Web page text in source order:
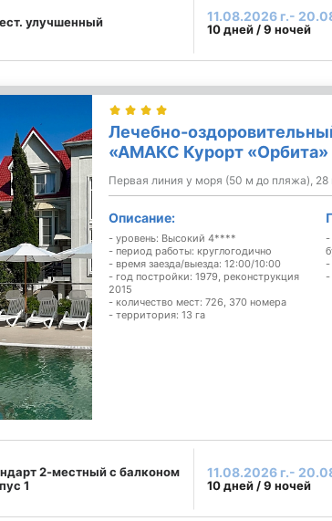
улучшенный 11.08.2026 г.-
10 дней / 9 ночей
Лечебно-
«АМАКС Курорт «Орбита»
Первая линия у моря (50 м до пляжа), 28
Описание:
- уровень: Высокий 4****
- период работы: круглогодично
- время заезда/выезда: 12:00/10:00
- год постройки: 1979, реконструкция
2015
- количество мест: 726, 370 номера
- территория: 13 га
-
-
-
2-местный с балконом
1
11.08.2026 г.-
10 дней / 9 ночей